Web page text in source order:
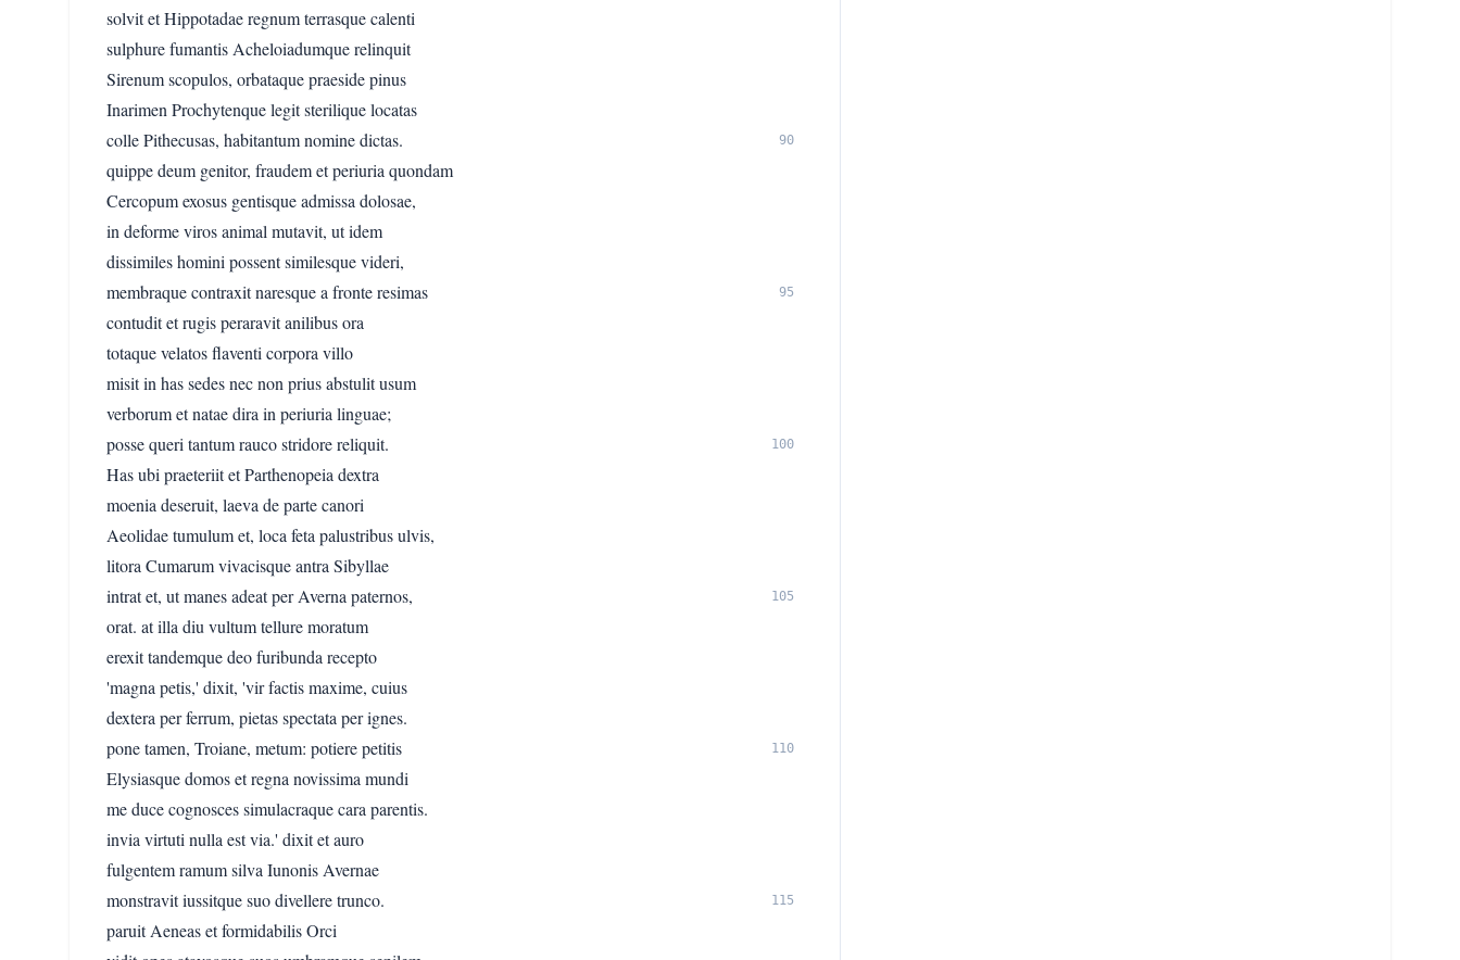
solvit et Hippotadae regnum terrasque calenti
sulphure fumantis Acheloiadumque relinquit
Sirenum scopulos, orbataque praeside pinus
Inarimen Prochytenque legit sterilique locatas
colle Pithecusas, habitantum nomine dictas.
90
quippe deum genitor, fraudem et periuria quondam
Cercopum exosus gentisque admissa dolosae,
in deforme viros animal mutavit, ut idem
dissimiles homini possent similesque videri,
membraque contraxit naresque a fronte resimas
95
contudit et rugis peraravit anilibus ora
totaque velatos flaventi corpora villo
misit in has sedes nec non prius abstulit usum
verborum et natae dira in periuria linguae;
posse queri tantum rauco stridore reliquit.
100
Has ubi praeteriit et Parthenopeia dextra
moenia deseruit, laeva de parte canori
Aeolidae tumulum et, loca feta palustribus ulvis,
litora Cumarum vivacisque antra Sibyllae
intrat et, ut manes adeat per Averna paternos,
105
orat. at illa diu vultum tellure moratum
erexit tandemque deo furibunda recepto
'magna petis,' dixit, 'vir factis maxime, cuius
dextera per ferrum, pietas spectata per ignes.
pone tamen, Troiane, metum: potiere petitis
110
Elysiasque domos et regna novissima mundi
me duce cognosces simulacraque cara parentis.
invia virtuti nulla est via.' dixit et auro
fulgentem ramum silva Iunonis Avernae
monstravit iussitque suo divellere trunco.
115
paruit Aeneas et formidabilis Orci